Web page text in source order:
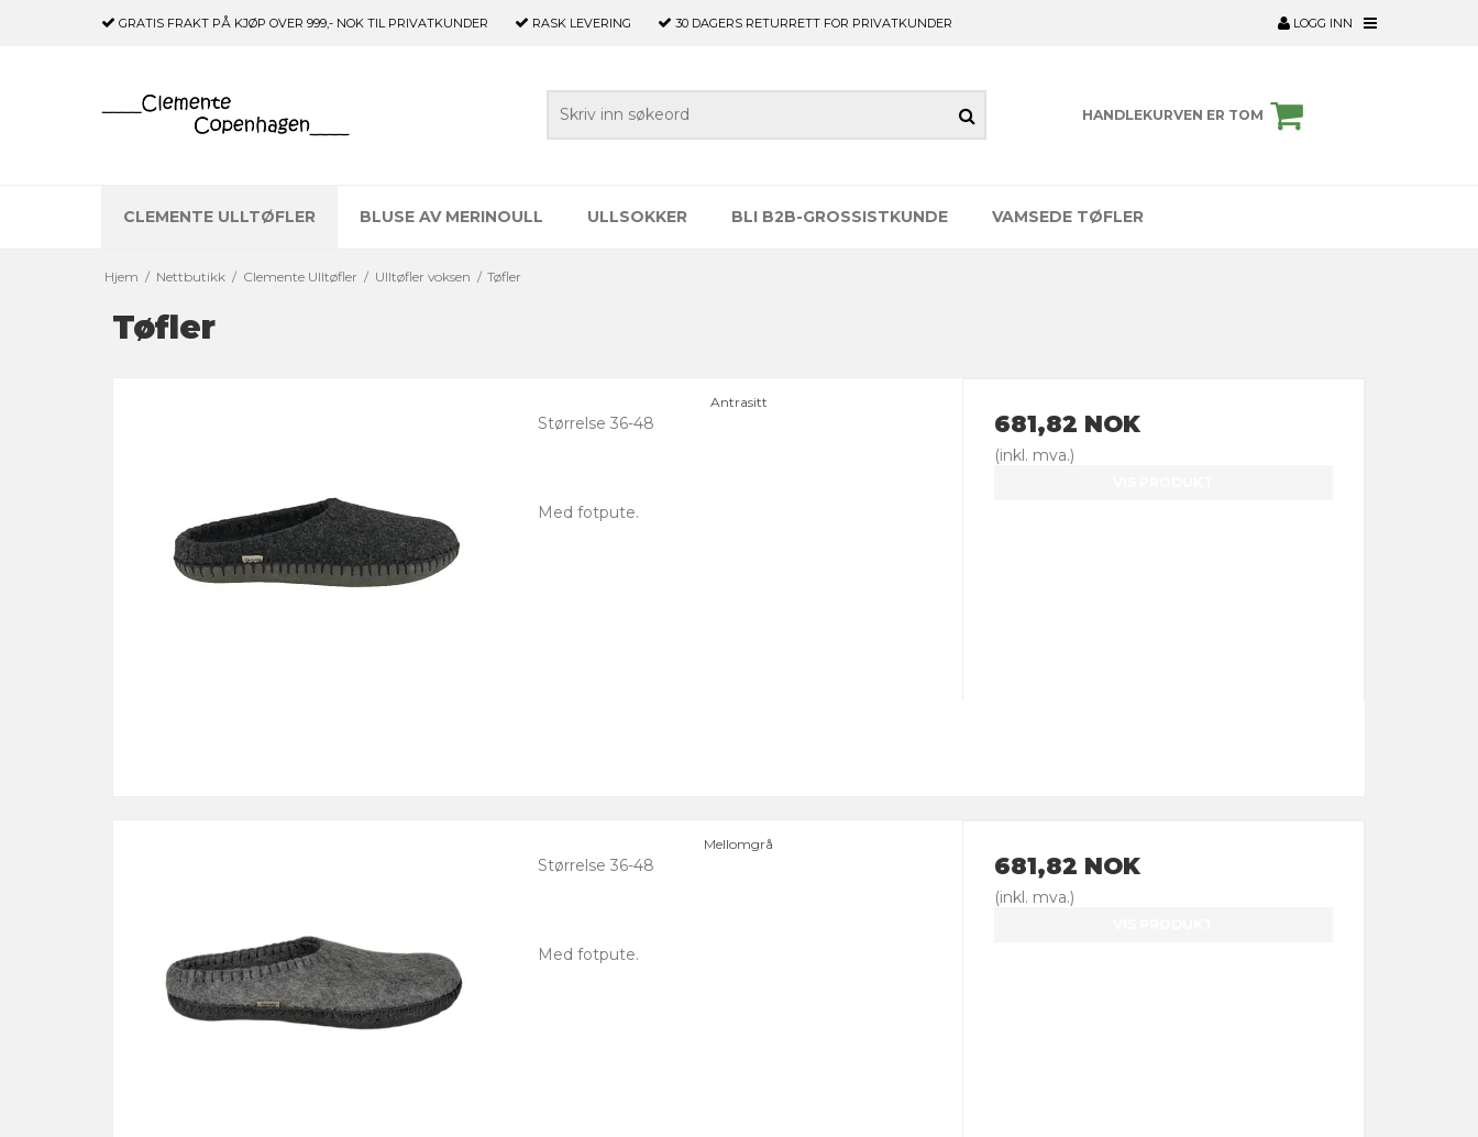
GRATIS FRAKT PÅ KJØP OVER 999,- NOK TIL PRIVATKUNDER RASK LEVERING 30 DAGERS RETURRETT FOR PRIVATKUNDER LOGG INN
HANDLEKURVEN ER TOM
CLEMENTE ULLTØFLER BLUSE AV MERINOULL ULLSOKKER BLI B2B-GROSSISTKUNDE VAMSEDE TØFLER
Hjem / Nettbutikk / Clemente Ulltøfler / Ulltøfler voksen / Tøfler
Tøfler
Antrasitt
Størrelse 36-48
Med fotpute.
681,82 NOK
(inkl. mva.)
Mellomgrå
Størrelse 36-48
Med fotpute.
681,82 NOK
(inkl. mva.)